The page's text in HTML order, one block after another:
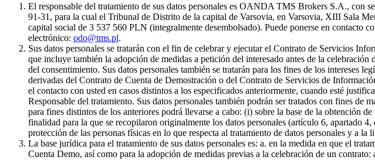
El responsable del tratamiento de sus datos personales es OANDA TMS Brokers S.A.,
91-31, para la cual el Tribunal de Distrito de la capital de Varsovia, en Varsovia, XIII Sala
capital social de 3 537 560 PLN (integralmente desembolsado). Puede ponerse en contacto
electrónico: odo@tms.pl.
Sus datos personales se tratarán con el fin de celebrar y ejecutar el Contrato de Servicios
que incluye también la adopción de medidas a petición del interesado antes de la
del consentimiento. Sus datos personales también se tratarán para los fines de los intereses
derivadas del Contrato de Cuenta de Demostración o del Contrato de Servicios de
el contacto con usted en casos distintos a los especificados anteriormente, cuando esté
Responsable del tratamiento. Sus datos personales también podrán ser tratados con fines
para fines distintos de los anteriores podrá llevarse a cabo: (i) sobre la base de la obtención
finalidad para la que se recopilaron originalmente los datos personales (artículo 6, apartado
protección de las personas físicas en lo que respecta al tratamiento de datos personales y a
La base jurídica para el tratamiento de sus datos personales es: a. en la medida en que el
Cuenta Demo, así como para la adopción de medidas previas a la celebración de un